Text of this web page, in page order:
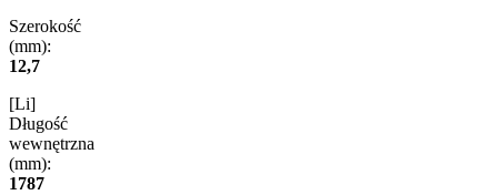
Szerokość
(mm):
12,7
[Li]
Długość
wewnętrzna
(mm):
1787